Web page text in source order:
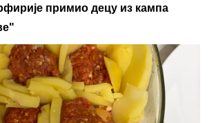
примио децу из кампа